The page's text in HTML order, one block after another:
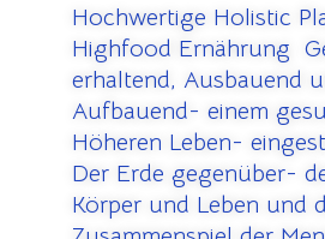
Hochwertige Holistic
Highfood Ernährung
erhaltend, Ausbauend
Aufbauend- einem
Höheren Leben-
Der Erde gegenüber-
Körper und Leben und